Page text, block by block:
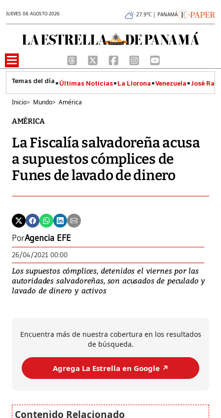
JUEVES 06 AGOSTO 2026 27.9°C | PANAMÁ
Últimas Noticias La Llorona Venezuela José
Inicio> Mundo> América
AMÉRICA
La Fiscalía salvadoreña acusa
a supuestos cómplices de
Funes de lavado de dinero
PorAgencia EFE
26/04/2021 00:00
Los supuestos cómplices, detenidos el viernes por las
autoridades salvadoreñas, son acusados de peculado y
lavado de dinero y activos
Encuentra más de nuestra cobertura en los resultados
de búsqueda.
Agrega La Estrella en Google ↗️